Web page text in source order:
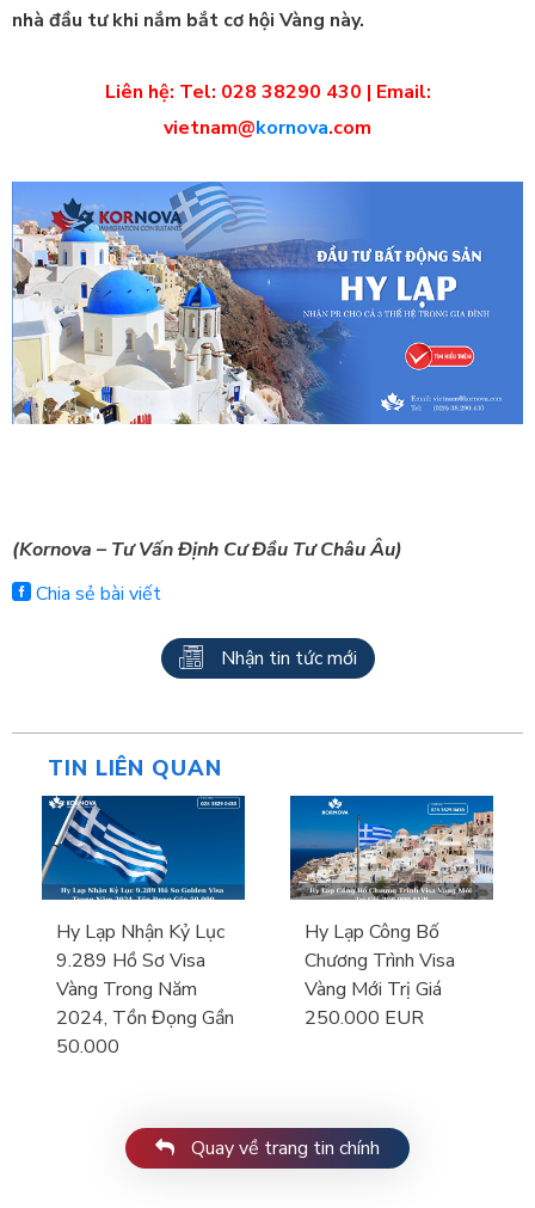
nhà đầu tư khi nắm bắt cơ hội Vàng này.
Liên hệ: Tel: 028 38290 430 | Email:
vietnam@kornova.com
(Kornova – Tư Vấn Định Cư Đầu Tư Châu Âu)
Chia sẻ bài viết
Nhận tin tức mới
TIN LIÊN QUAN
Hy Lạp Nhận Kỷ Lục
9.289 Hồ Sơ Visa
Vàng Trong Năm
2024, Tồn Đọng Gần
50.000
Hy Lạp Công Bố
Chương Trình Visa
Vàng Mới Trị Giá
250.000 EUR
Quay về trang tin chính